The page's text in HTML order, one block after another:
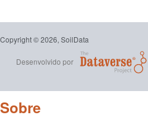
Copyright © 2026, SoilData
Desenvolvido por
Sobre